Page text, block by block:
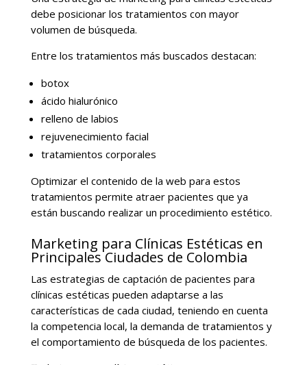
debe posicionar los tratamientos con mayor
volumen de búsqueda.
Entre los tratamientos más buscados destacan:
botox
ácido hialurónico
relleno de labios
rejuvenecimiento facial
tratamientos corporales
Optimizar el contenido de la web para estos
tratamientos permite atraer pacientes que ya
están buscando realizar un procedimiento estético.
Marketing para Clínicas Estéticas en
Principales Ciudades de Colombia
Las estrategias de captación de pacientes para
clínicas estéticas pueden adaptarse a las
características de cada ciudad, teniendo en cuenta
la competencia local, la demanda de tratamientos y
el comportamiento de búsqueda de los pacientes.